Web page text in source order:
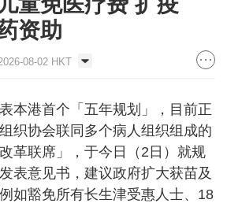
资助
08-02 HKT
本港首个「五年规划」，目前正
织协会联同多个病人组织组成的
革联席」，于今日（2日）就规
表意见书，建议政府扩大获苗及
如豁免所有长生津受惠人士、18